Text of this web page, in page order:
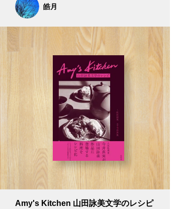
皓月
Amy's Kitchen 山田詠美文学のレシピ